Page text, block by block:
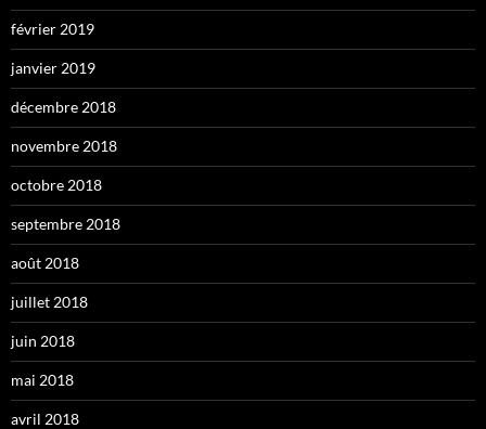
février 2019
janvier 2019
décembre 2018
novembre 2018
octobre 2018
septembre 2018
août 2018
juillet 2018
juin 2018
mai 2018
avril 2018